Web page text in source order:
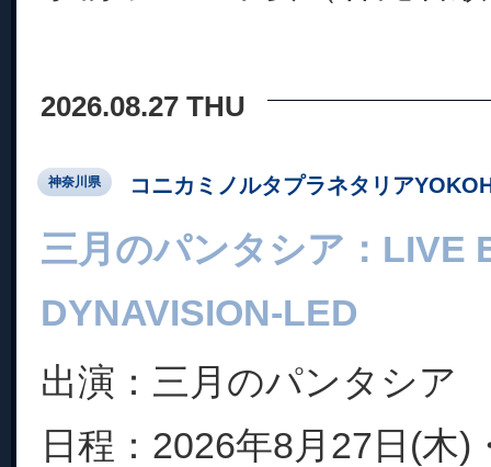
2026.08.27 THU
神奈川県 コニカミノルタプラネタリア
三月のパンタシア：LIVE
DYNAVISION-LED
出演：三月のパンタシア
日程：2026年8月27日(木)